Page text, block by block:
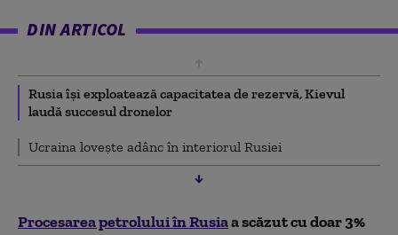
DIN ARTICOL
Rusia își exploatează capacitatea de rezervă, Kievul
laudă succesul dronelor
Ucraina lovește adânc în interiorul Rusiei
Procesarea petrolului în Rusiaa scăzut cu doar 3%